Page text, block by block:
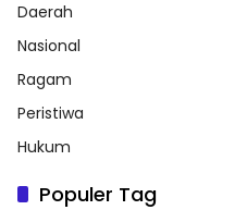
Daerah
Nasional
Ragam
Peristiwa
Hukum
Populer Tag